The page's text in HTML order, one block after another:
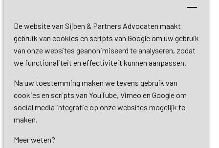
De website van Sijben & Partners Advocaten maakt
gebruik van cookies en scripts van Google om uw gebruik
van onze websites geanonimiseerd te analyseren, zodat
we functionaliteit en effectiviteit kunnen aanpassen.
Na uw toestemming maken we tevens gebruik van
cookies en scripts van YouTube, Vimeo en Google om
social media integratie op onze websites mogelijk te
maken.
Meer weten?
Routebeschrijving
Bezoekadres De Bilt
Soestdijkseweg Zuid 13
3732 HC De Bilt (Utrecht)
Copyright 2026 © Sijben & Partners